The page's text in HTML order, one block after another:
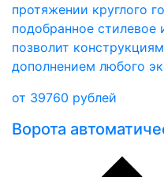
протяжении круглого
подобранное стилевое
позволит
дополнением любого
от 39760 рублей
Ворота